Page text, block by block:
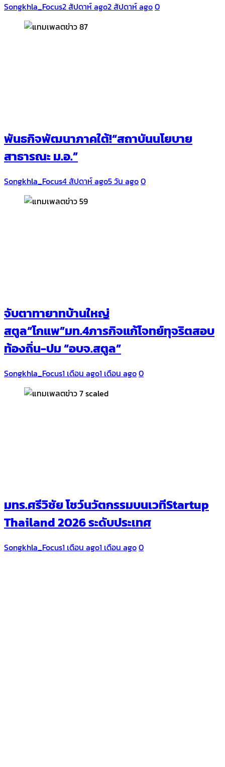
Songkhla_Focus2 สัปดาห์ ago2 สัปดาห์ ago0
พันธกิจพัฒนาภาคใต้!“สถาบันนโยบาย
สาธารณะ ม.อ.”
Songkhla_Focus4 สัปดาห์ ago5 วัน ago0
จับตาทายาทบ้านใหญ่
สตูล“โกแพ”มท.4ภารกิจแก้โจทย์ทุจริตสอบ
ท้องถิ่น-ปม “อบจ.สตูล”
Songkhla_Focus1 เดือน ago1 เดือน ago0
มทร.ศรีวิชัย โชว์นวัตกรรมบนเวทีStartup
Thailand 2026 ระดับประเทศ
Songkhla_Focus1 เดือน ago1 เดือน ago0